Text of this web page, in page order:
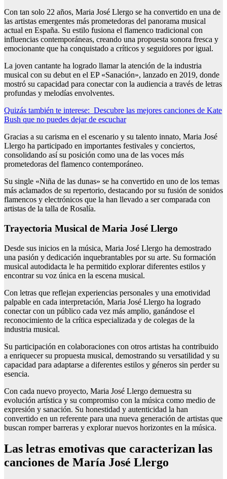
Con tan solo 22 años, Maria José Llergo se ha convertido en una de
las artistas emergentes más prometedoras del panorama musical
actual en España. Su estilo fusiona el flamenco tradicional con
influencias contemporáneas, creando una propuesta sonora fresca y
emocionante que ha conquistado a críticos y seguidores por igual.
La joven cantante ha logrado llamar la atención de la industria
musical con su debut en el EP «Sanación», lanzado en 2019, donde
mostró su capacidad para conectar con la audiencia a través de letras
profundas y melodías envolventes.
Quizás también te interese: Descubre las mejores canciones de Kate
Bush que no puedes dejar de escuchar
Gracias a su carisma en el escenario y su talento innato, Maria José
Llergo ha participado en importantes festivales y conciertos,
consolidando así su posición como una de las voces más
prometedoras del flamenco contemporáneo.
Su single «Niña de las dunas» se ha convertido en uno de los temas
más aclamados de su repertorio, destacando por su fusión de sonidos
flamencos y electrónicos que la han llevado a ser comparada con
artistas de la talla de Rosalía.
Trayectoria Musical de Maria José Llergo
Desde sus inicios en la música, Maria José Llergo ha demostrado
una pasión y dedicación inquebrantables por su arte. Su formación
musical autodidacta le ha permitido explorar diferentes estilos y
encontrar su voz única en la escena musical.
Con letras que reflejan experiencias personales y una emotividad
palpable en cada interpretación, Maria José Llergo ha logrado
conectar con un público cada vez más amplio, ganándose el
reconocimiento de la crítica especializada y de colegas de la
industria musical.
Su participación en colaboraciones con otros artistas ha contribuido
a enriquecer su propuesta musical, demostrando su versatilidad y su
capacidad para adaptarse a diferentes estilos y géneros sin perder su
esencia.
Con cada nuevo proyecto, Maria José Llergo demuestra su
evolución artística y su compromiso con la música como medio de
expresión y sanación. Su honestidad y autenticidad la han
convertido en un referente para una nueva generación de artistas que
buscan romper barreras y explorar nuevos horizontes en la música.
Las letras emotivas que caracterizan las
canciones de María José Llergo